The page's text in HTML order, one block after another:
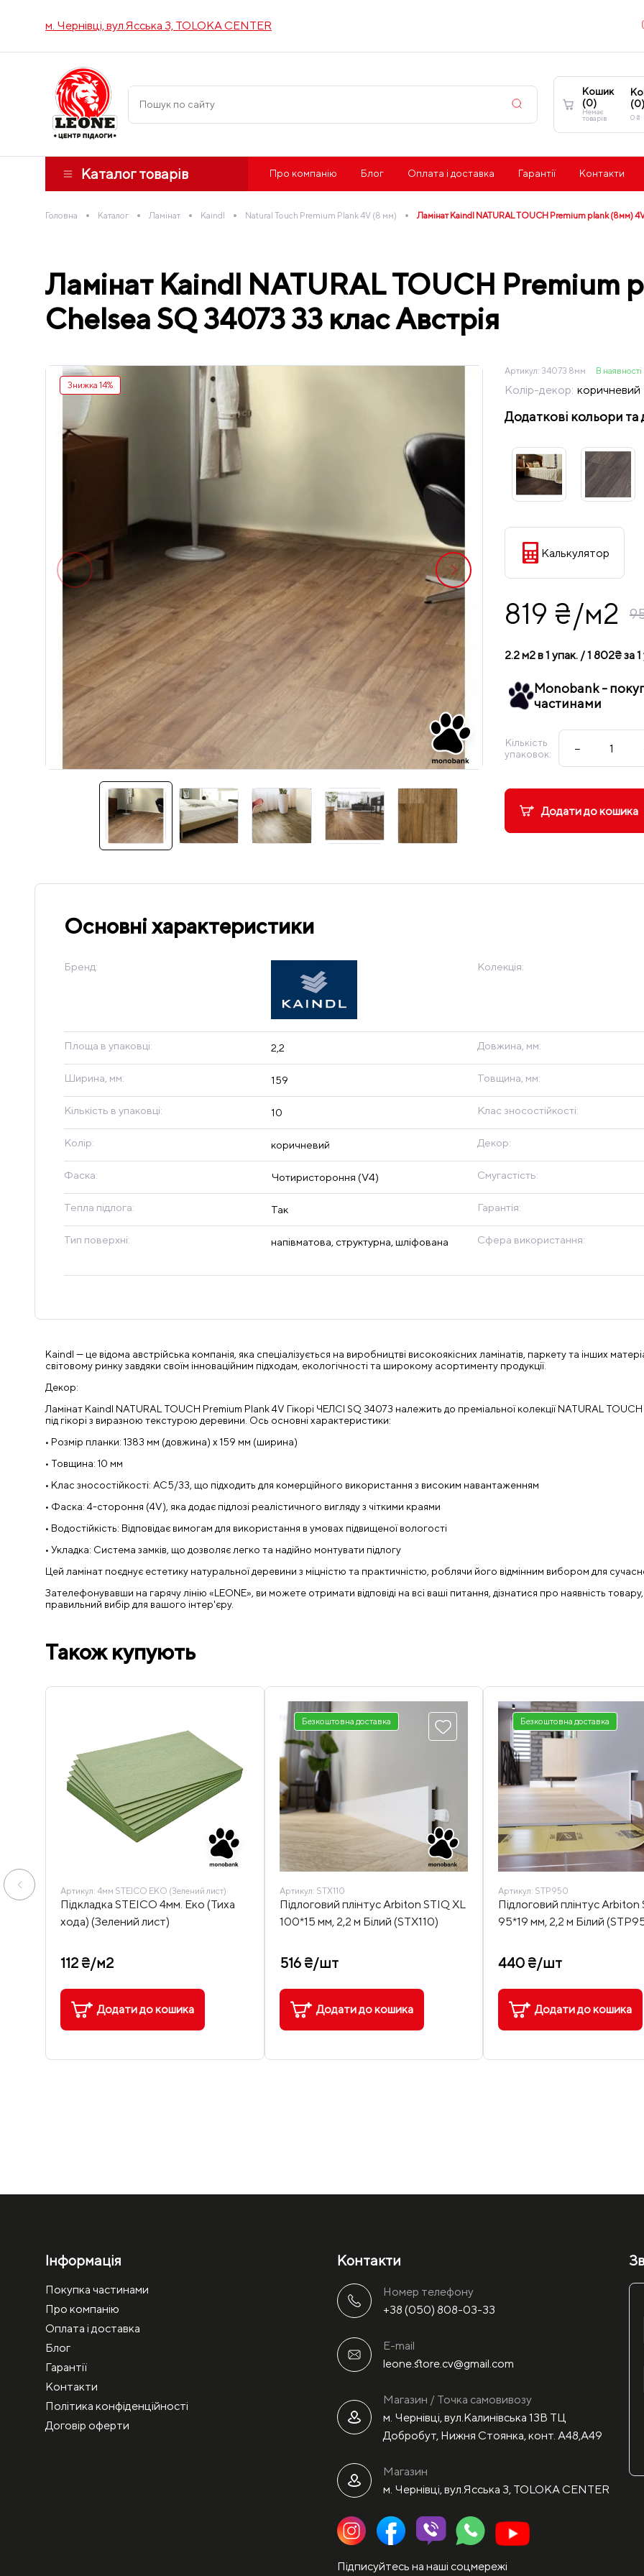
м. Чернівці, вул.Ясська 3, TOLOKA CENTER
Кошик
(0)
Немає
товарів
(0)
0₴
Каталог товарів Про компанію Блог Оплата і доставка Гарантії Контакти
Головна • Каталог • Ламінат • Kaindl • Natural Touch Premium Plank 4V (8 мм) • Ламінат Kaindl NATURAL TOUCH Premium plank (8мм)
Ламінат Kaindl NATURAL TOUCH Premium
Chelsea SQ 34073 33 клас Австрія
Знижка 14%
Артикул: 34073 8мм В наявності
Колір-декор: коричневий
Додаткові кольори та
Калькулятор
819 ₴/м2
2.2 м2 в 1 упак. / 1 802₴ за 1
Monobank -
частинами
Кількість
упаковок:
−
Додати до кошика
Основні характеристики
Бренд: Колекція:
Площа в упаковці: 2,2 Довжина, мм:
Ширина, мм: 159 Товщина, мм:
Кількість в упаковці: 10 Клас зносостійкості:
Колір: коричневий Декор:
Фаска: Чотиристороння (V4) Смугастість:
Тепла підлога: Так Гарантія:
Тип поверхні: напівматова, структурна, шліфована Сфера використання:
Kaindl — це відома австрійська компанія, яка спеціалізується на виробництві високоякісних ламінатів, паркету та інших
світовому ринку завдяки своїм інноваційним підходам, екологічності та широкому асортименту продукції.
Декор:
Ламінат Kaindl NATURAL TOUCH Premium Plank 4V Гікорі ЧЕЛСІ SQ 34073 належить до преміальної колекції NATURAL
під гікорі з виразною текстурою деревини. Ось основні характеристики:
• Розмір планки: 1383 мм (довжина) x 159 мм (ширина)
• Товщина: 10 мм
• Клас зносостійкості: AC5/33, що підходить для комерційного використання з високим навантаженням
• Фаска: 4-стороння (4V), яка додає підлозі реалістичного вигляду з чіткими краями
• Водостійкість: Відповідає вимогам для використання в умовах підвищеної вологості
• Укладка: Система замків, що дозволяє легко та надійно монтувати підлогу
Цей ламінат поєднує естетику натуральної деревини з міцністю та практичністю, роблячи його відмінним вибором для
Зателефонувавши на гарячу лінію «LEONE», ви можете отримати відповіді на всі ваші питання, дізнатися про наявність
правильний вибір для вашого інтер'єру.
Також купують
Артикул: 4мм STEICO EKO (Зелений лист)
Підкладка STEICO 4мм. Еко (Тиха
хода) (Зелений лист)
112 ₴/м2
Додати до кошика
Безкоштовна доставка
Артикул: STX110
Підлоговий плінтус Arbiton STIQ XL
100*15 мм, 2,2 м Білий (STX110)
516 ₴/шт
Додати до кошика
Безкоштовна доставка
Артикул: STP950
Підлоговий плінтус Arbiton
95*19 мм, 2,2 м Білий
440 ₴/шт
Додати до кошика
Інформація
Покупка частинами
Про компанію
Оплата і доставка
Блог
Гарантії
Контакти
Політика конфіденційності
Договір оферти
Контакти
Номер телефону
+38 (050) 808-03-33
E-mail
leone.store.cv@gmail.com
Магазин / Точка самовивозу
м. Чернівці, вул.Калинівська 13В ТЦ
Добробут, Нижня Стоянка, конт. А48,А49
Магазин
м. Чернівці, вул.Ясська 3, TOLOKA CENTER
Підписуйтесь на наші соцмережі